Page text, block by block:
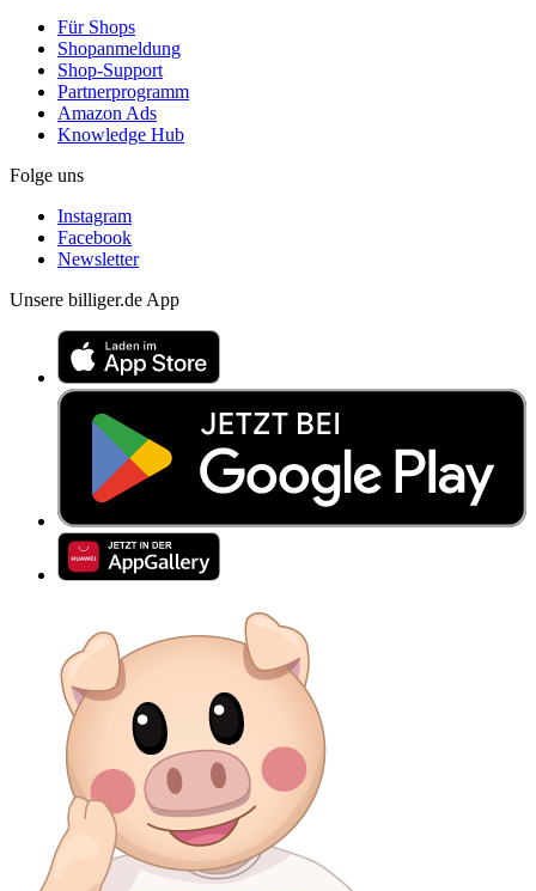
Für Shops
Shopanmeldung
Shop-Support
Partnerprogramm
Amazon Ads
Knowledge Hub
Folge uns
Instagram
Facebook
Newsletter
Unsere billiger.de App